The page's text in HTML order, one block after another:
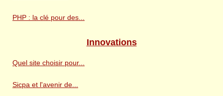
PHP : la clé pour des...
Innovations
Quel site choisir pour...
Sicpa et l'avenir de...